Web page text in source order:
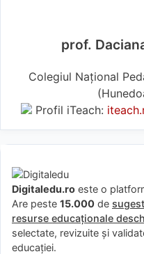
prof.
Colegiul Național
Profil iTeach:
Digitaledu.ro este o
Are peste 15.000 de
resurse educaționale
selectate, revizuite și
educației.